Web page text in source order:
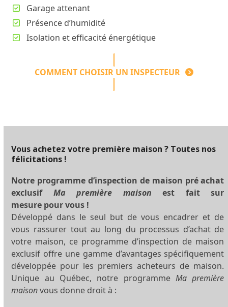
Garage attenant
Présence d’humidité
Isolation et efficacité énergétique
COMMENT CHOISIR UN INSPECTEUR
Vous achetez votre première maison ? Toutes nos
félicitations !
Notre programme d’inspection de maison pré achat
exclusif Ma première maison est fait sur
mesure pour vous !
Développé dans le seul but de vous encadrer et de
vous rassurer tout au long du processus d’achat de
votre maison, ce programme d’inspection de maison
exclusif offre une gamme d’avantages spécifiquement
développée pour les premiers acheteurs de maison.
Unique au Québec, notre programmeMa première
maisonvous donne droit à :